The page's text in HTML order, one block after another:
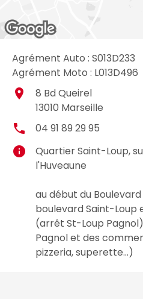
Agrément Auto : S013D233
Agrément Moto : L013D496
place
8 Bd Queirel
13010 Marseille
local_phone 04 91 89 29 95
info Quartier Saint-Loup,
l'Huveaune
au début du
boulevard Saint-Loup
(arrêt St-Loup
Pagnol et des
pizzeria, superette…)